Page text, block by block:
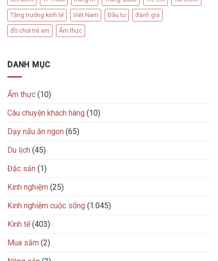
Tăng trưởng kinh tế Việt Nam Đầu tư đánh giá
đồ chơi trẻ em Ẩm thực
DANH MỤC
Ẩm thực (10)
Câu chuyện khách hàng (10)
Dạy nấu ăn ngon (65)
Du lịch (45)
Đặc sản (1)
Kinh nghiệm (25)
Kinh nghiệm cuộc sống (1.045)
Kinh tế(403)
Mua sắm (2)